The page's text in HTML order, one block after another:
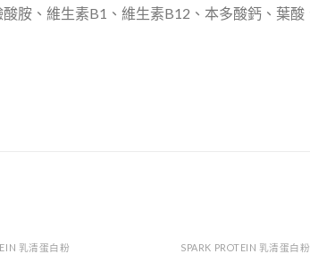
胺、維生素B1、維生素B12、本多酸鈣、葉酸
乳清蛋白粉 SPARK PROTEIN 乳清蛋白粉